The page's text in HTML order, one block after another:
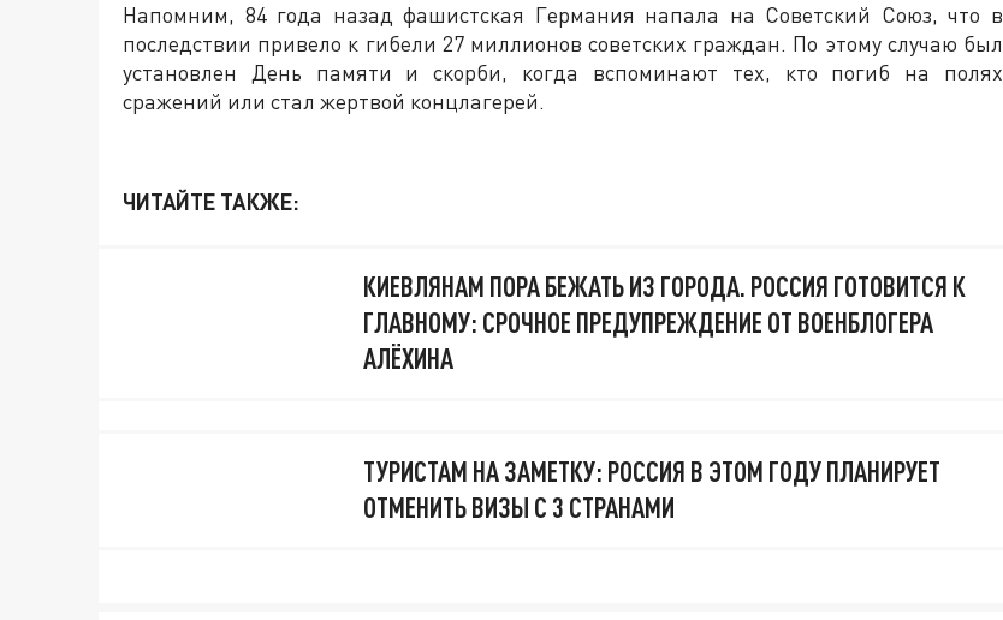
Напомним, 84 года назад фашистская Германия напала на Советский Союз, что в
последствии привело к гибели 27 миллионов советских граждан. По этому случаю был
установлен День памяти и скорби, когда вспоминают тех, кто погиб на полях
сражений или стал жертвой концлагерей.
ЧИТАЙТЕ ТАКЖЕ:
КИЕВЛЯНАМ ПОРА БЕЖАТЬ ИЗ ГОРОДА. РОССИЯ ГОТОВИТСЯ К
ГЛАВНОМУ: СРОЧНОЕ ПРЕДУПРЕЖДЕНИЕ ОТ ВОЕНБЛОГЕРА
АЛЁХИНА
ТУРИСТАМ НА ЗАМЕТКУ: РОССИЯ В ЭТОМ ГОДУ ПЛАНИРУЕТ
ОТМЕНИТЬ ВИЗЫ С 3 СТРАНАМИ